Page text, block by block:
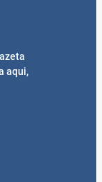
aqui,